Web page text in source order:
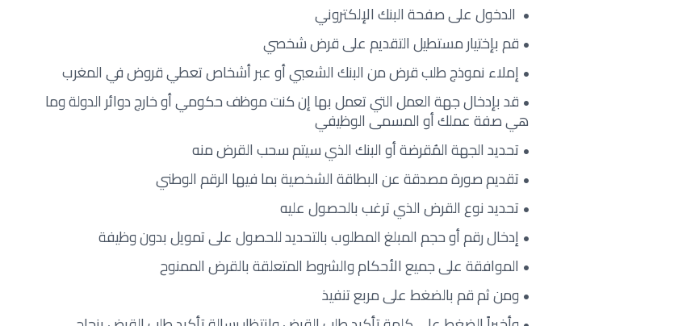
الدخول على صفحة البنك الإلكتروني
قم بإختيار مستطيل التقديم على قرض شخصي
إملاء نموذج طلب قرض من البنك الشعبي أو عبر أشخاص تعطي قروض في المغرب
قد بإدخال جهة العمل التي تعمل بها إن كنت موظف حكومي أو خارج دوائر الدولة وما
هي صفة عملك أو المسمى الوظيفي
تحديد الجهة المُقرضة أو البنك الذي سيتم سحب القرض منه
تقديم صورة مصدقة عن البطاقة الشخصية بما فيها الرقم الوطني
تحديد نوع القرض الذي ترغب بالحصول عليه
إدخال رقم أو حجم المبلغ المطلوب بالتحديد للحصول على تمويل بدون وظيفة
الموافقة على جميع الأحكام والشروط المتعلقة بالقرض الممنوح
ومن ثم قم بالضغط على مربع تنفيذ